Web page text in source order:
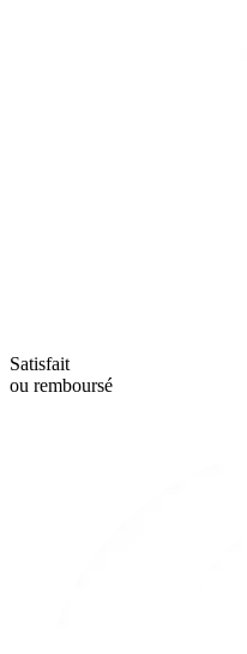
Satisfait
ou remboursé